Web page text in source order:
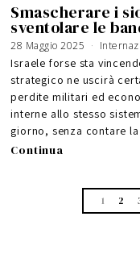
Smascherare i
sventolare le
28 Maggio 2025
M
a
g
o
2
0
2
Israele forse sta
strategico ne uscirà
perdite militari ed
interne allo stesso
giorno, senza contare
Continua
1 2